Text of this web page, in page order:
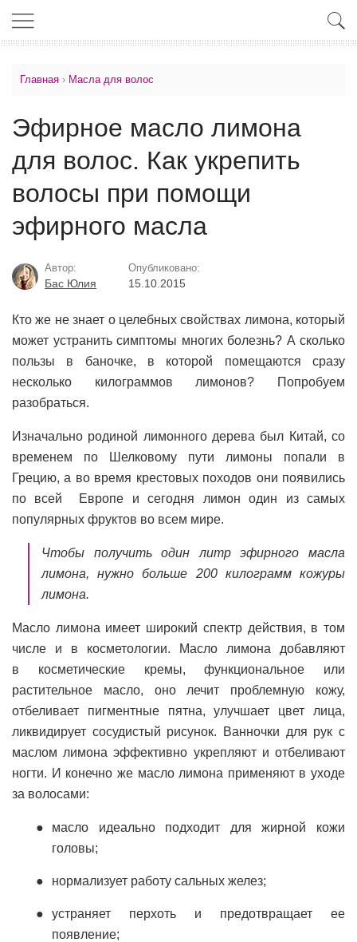
Главная › Масла для волос
Эфирное масло лимона
для волос. Как укрепить
волосы при помощи
эфирного масла
Автор:
Бас Юлия
Опубликовано:
15.10.2015
Кто же не знает о целебных свойствах лимона, который
может устранить симптомы многих болезнь? А сколько
пользы в баночке, в которой помещаются сразу
несколько килограммов лимонов? Попробуем
разобраться.
Изначально родиной лимонного дерева был Китай, со
временем по Шелковому пути лимоны попали в
Грецию, а во время крестовых походов они появились
по всей Европе и сегодня лимон один из самых
популярных фруктов во всем мире.
Чтобы получить один литр эфирного масла
лимона, нужно больше 200 килограмм кожуры
лимона.
Масло лимона имеет широкий спектр действия, в том
числе и в косметологии. Масло лимона добавляют
в косметические кремы, функциональное или
растительное масло, оно лечит проблемную кожу,
отбеливает пигментные пятна, улучшает цвет лица,
ликвидирует сосудистый рисунок. Ванночки для рук с
маслом лимона эффективно укрепляют и отбеливают
ногти. И конечно же масло лимона применяют в уходе
за волосами:
масло идеально подходит для жирной кожи
головы;
нормализует работу сальных желез;
устраняет перхоть и предотвращает ее
появление;